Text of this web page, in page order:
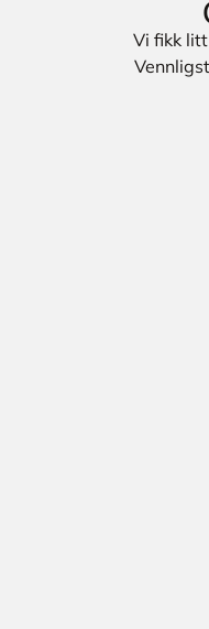
Vi fikk